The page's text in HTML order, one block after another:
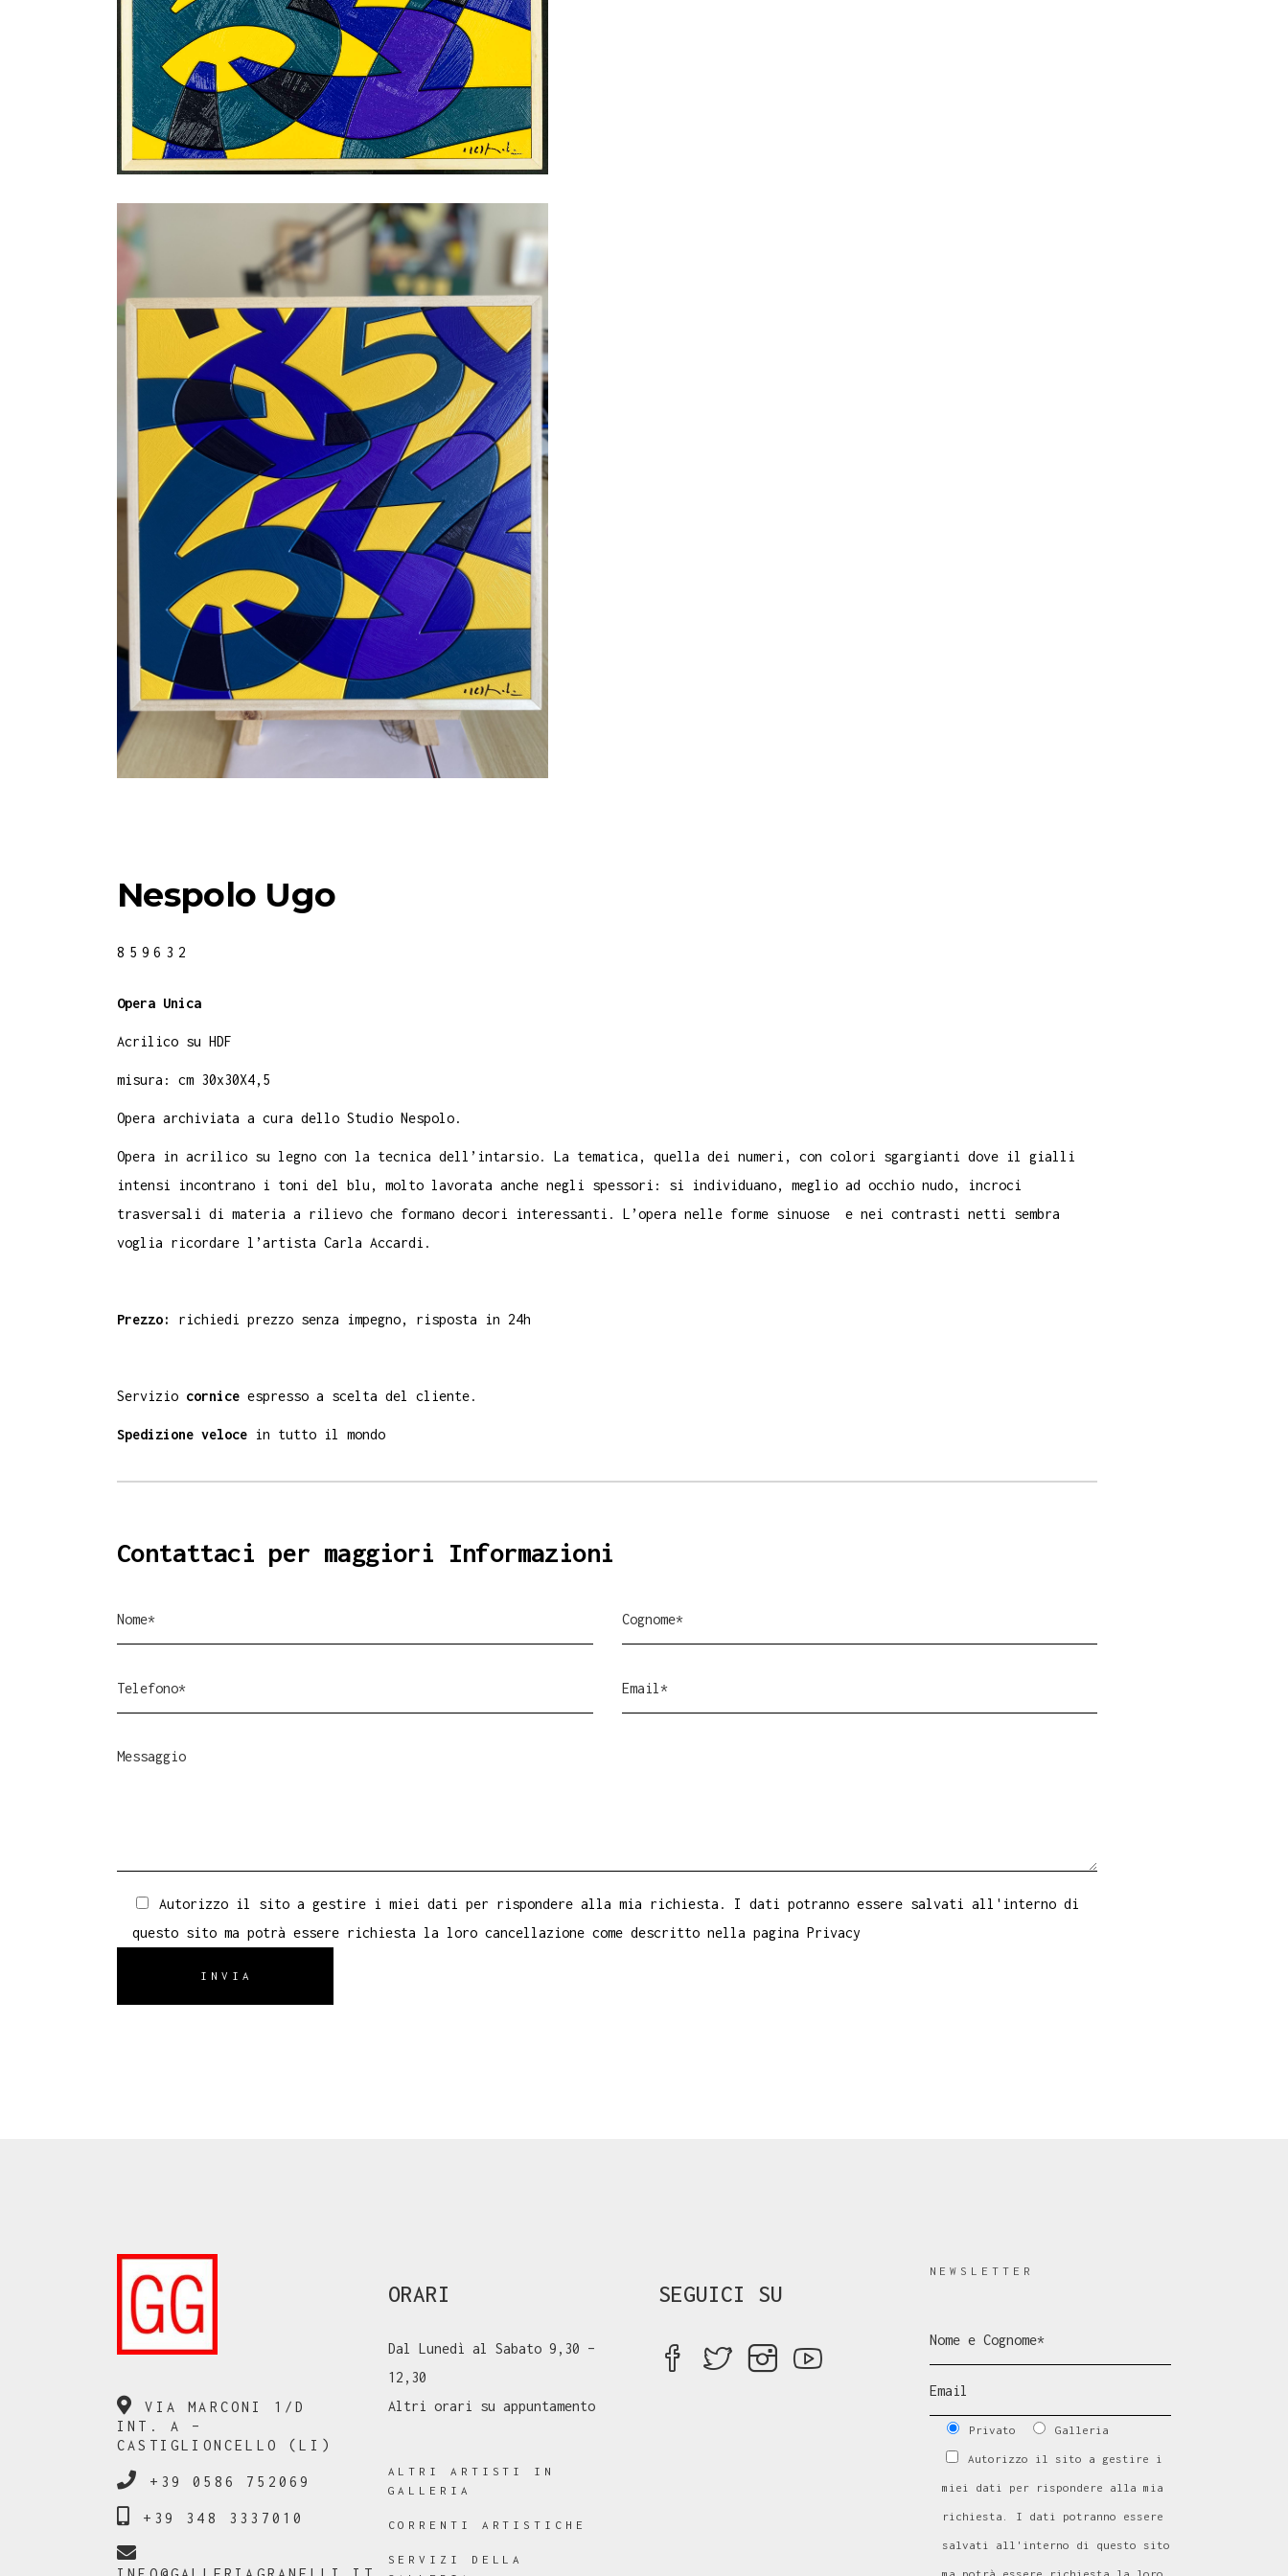
Nespolo Ugo
859632
Opera Unica
Acrilico su HDF
misura: cm 30x30X4,5
Opera archiviata a cura dello Studio Nespolo.
Opera in acrilico su legno con la tecnica dell’intarsio. La tematica, quella dei numeri, con colori sgargianti dove il gialli
intensi incontrano i toni del blu, molto lavorata anche negli spessori: si individuano, meglio ad occhio nudo, incroci
trasversali di materia a rilievo che formano decori interessanti. L’opera nelle forme sinuose e nei contrasti netti sembra
voglia ricordare l’artista Carla Accardi.
Prezzo: richiedi prezzo senza impegno, risposta in 24h
Servizio cornice espresso a scelta del cliente.
Spedizione veloce in tutto il mondo
Contattaci per maggiori Informazioni
Autorizzo il sito a gestire i miei dati per rispondere alla mia richiesta. I dati potranno essere salvati all'interno di
questo sito ma potrà essere richiesta la loro cancellazione come descritto nella pagina Privacy
INVIA
VIA MARCONI 1/D
INT. A –
CASTIGLIONCELLO (LI)
+39 0586 752069
+39 348 3337010
ORARI
Dal Lunedì al Sabato 9,30 –
12,30
Altri orari su appuntamento
ALTRI ARTISTI IN
GALLERIA
CORRENTI ARTISTICHE
SERVIZI DELLA
SEGUICI SU
NEWSLETTER
Privato Galleria
Autorizzo il sito a gestire i
miei dati per rispondere alla mia
richiesta. I dati potranno essere
salvati all'interno di questo sito